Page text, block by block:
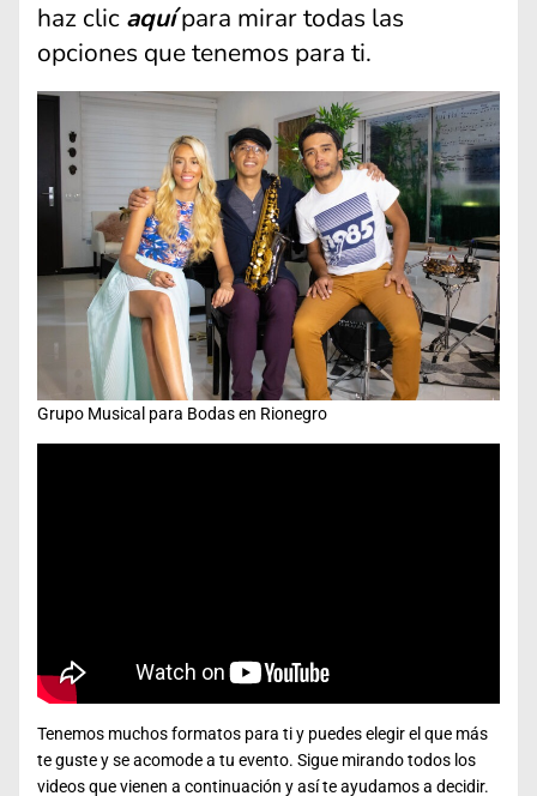
haz clic aquí para mirar todas las
opciones que tenemos para ti.
Grupo Musical para Bodas en Rionegro
Tenemos muchos formatos para ti y puedes elegir el que más
te guste y se acomode a tu evento. Sigue mirando todos los
videos que vienen a continuación y así te ayudamos a decidir.